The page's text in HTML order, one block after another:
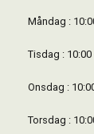
Måndag :
Tisdag : 10:00
Onsdag :
Torsdag :